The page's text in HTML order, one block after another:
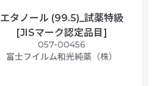
エタノール (99.5)_試薬特級
[JISマーク認定品目]
057-00456
富士フイルム和光純薬（株）